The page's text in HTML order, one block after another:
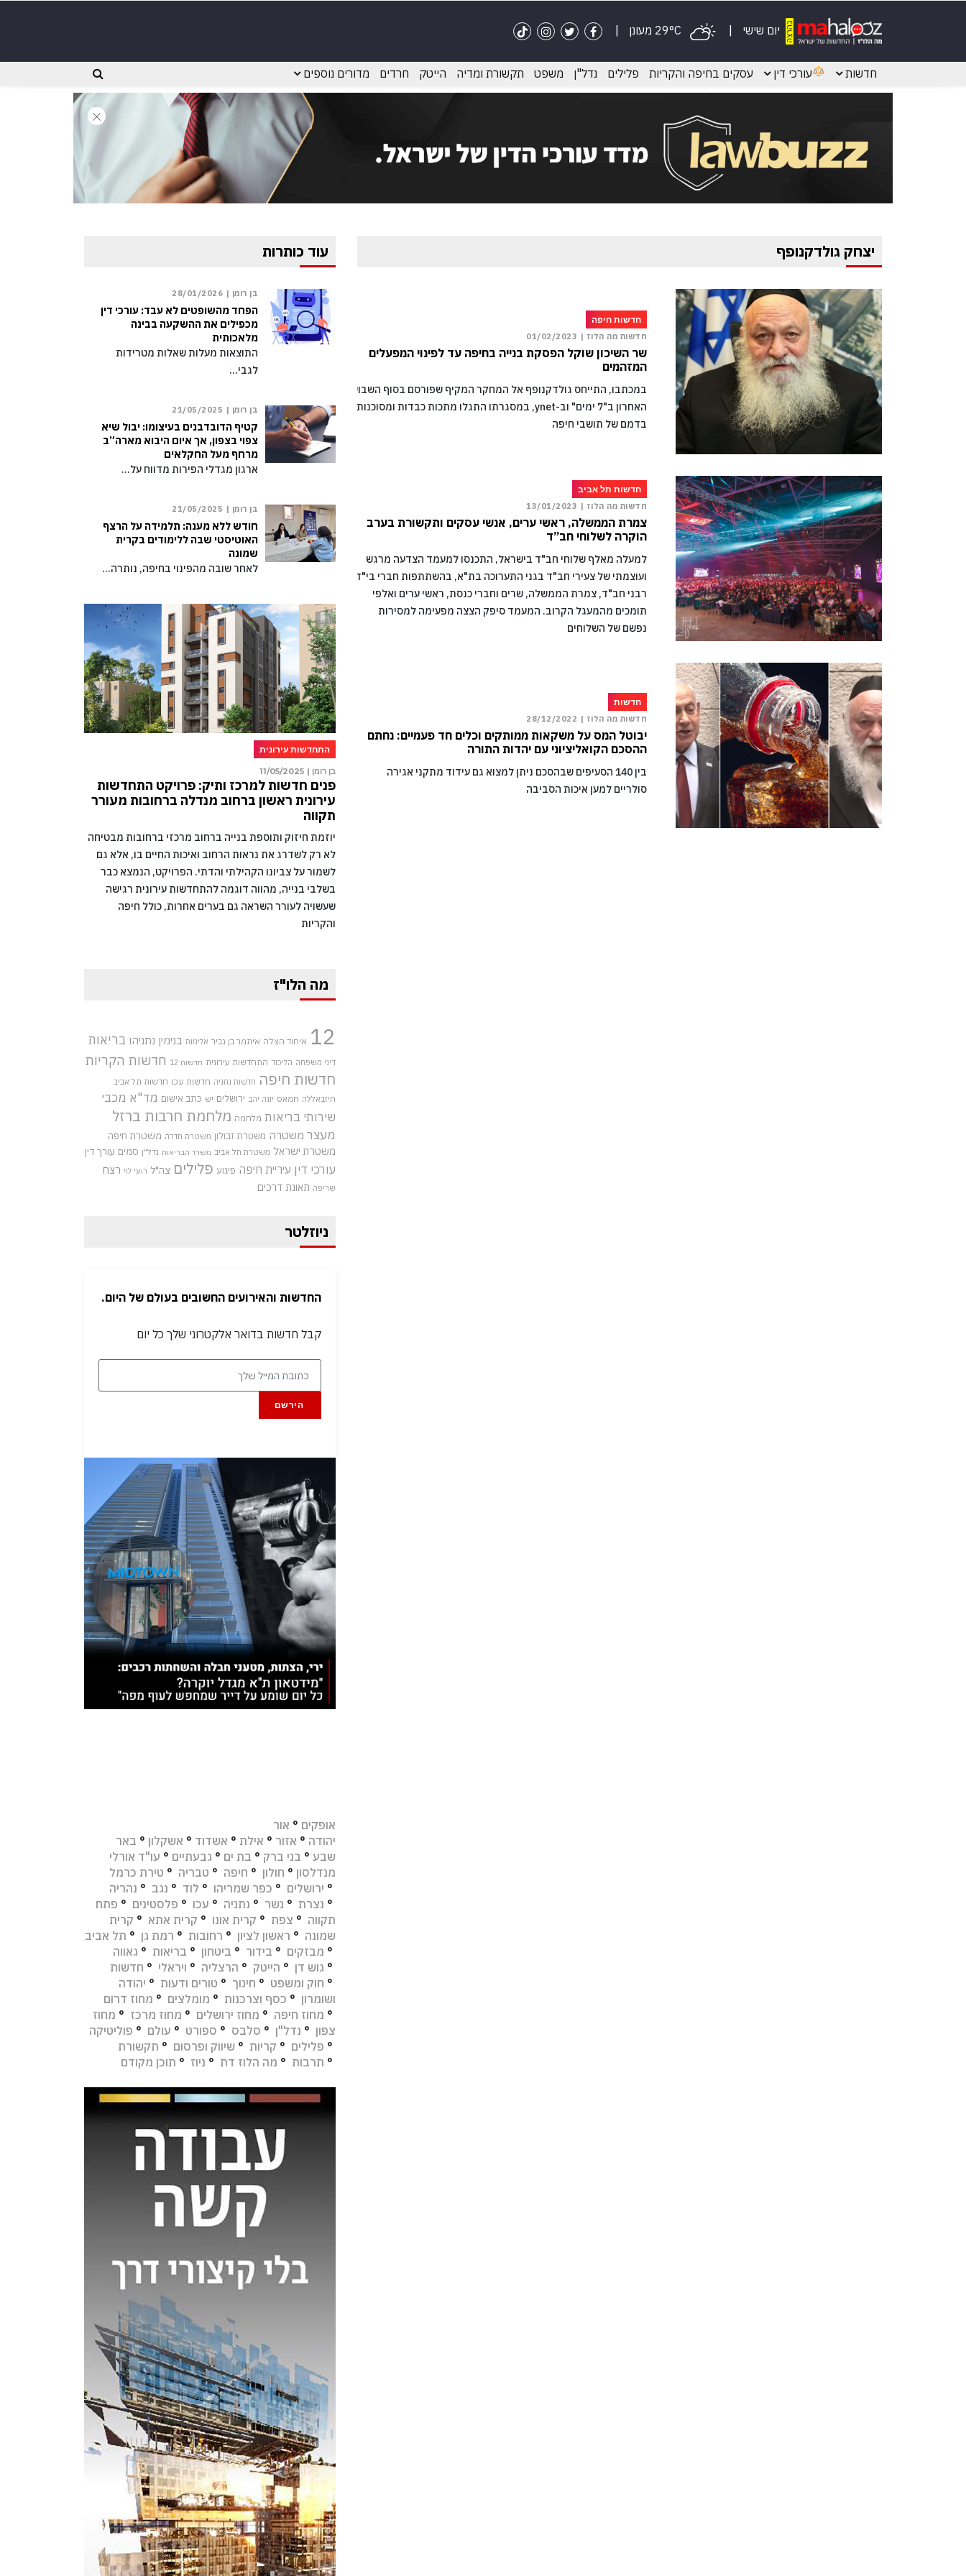
יום שישי
חדשות עורכי דין עסקים בחיפה והקריות פלילים נדל"ן משפט תקשורת ומדיה הייטק חרדים מדורים נוספים
יצחק גולדקנופף
חדשות חיפה
חדשות מה הלוז | 01/02/2023
שר השיכון שוקל הפסקת בנייה בחיפה עד לפינוי המפעלים
המזהמים
במכתבו, התייחס גולדקנופף אל המחקר המקיף שפורסם בסוף השבוע
האחרון ב"7 ימים" וב-ynet, במסגרתו התגלו מתכות כבדות ומסוכנות
בדמם של תושבי חיפה
חדשות תל אביב
חדשות מה הלוז | 13/01/2023
צמרת הממשלה, ראשי ערים, אנשי עסקים ותקשורת בערב
הוקרה לשלוחי חב”ד
למעלה מאלף שלוחי חב"ד בישראל, התכנסו למעמד הצדעה מרגש
ועוצמתי של צעירי חב"ד בגני התערוכה בת"א, בהשתתפות חברי בי"ד
רבני חב"ד, צמרת הממשלה, שרים וחברי כנסת, ראשי ערים ואלפי
תומכים מהמעגל הקרוב. המעמד סיפק הצצה מפעימה למסירות
נפשם של השלוחים
חדשות
חדשות מה הלוז | 28/12/2022
יבוטל המס על משקאות ממותקים וכלים חד פעמיים: נחתם
ההסכם הקואליציוני עם יהדות התורה
בין 140 הסעיפים שבהסכם ניתן למצוא גם עידוד מתקני אגירה
סולריים למען איכות הסביבה
עוד כותרות
בן רומן | 28/01/2026
הפחד מהשופטים לא עבד: עורכי דין
מכפילים את ההשקעה בבינה
מלאכותית
התוצאות מעלות שאלות מטרידות
לגבי…
בן רומן | 21/05/2025
קטיף הדובדבנים בעיצומו: יבול שיא
צפוי בצפון, אך איום היבוא מארה”ב
מרחף מעל החקלאים
ארגון מגדלי הפירות מדווח על…
בן רומן | 21/05/2025
חודש ללא מענה: תלמידה על הרצף
האוטיסטי שבה ללימודים בקרית
שמונה
לאחר שובה מהפינוי בחיפה, נותרה…
התחדשות עירונית
בן רומן | 11/05/2025
פנים חדשות למרכז ותיק: פרויקט התחדשות
עירונית ראשון ברחוב מנדלה ברחובות מעורר
תקווה
יוזמת חיזוק ותוספת בנייה ברחוב מרכזי ברחובות מבטיחה
לא רק לשדרג את נראות הרחוב ואיכות החיים בו, אלא גם
לשמור על צביונו הקהילתי והדתי. הפרויקט, הנמצא כבר
בשלבי בנייה, מהווה דוגמה להתחדשות עירונית רגישה
שעשויה לעורר השראה גם בערים אחרות, כולל חיפה
והקריות
מה הלו"ז
12 איחוד הצלה איתמר בן גביר אלימות בנימין נתניהו בריאות
דיני משפחה הליכוד התחדשות עירונית חדשות 12 חדשות הקריות
חדשות חיפה חדשות נתניה חדשות עכו חדשות תל אביב
חיזבאללה חמאס יונה יהב ירושלים יש כתב אישום מד"א מכבי
שירותי בריאות מלחמה מלחמת חרבות ברזל
מעצר משטרה משטרת זבולון משטרת חדרה משטרת חיפה
משטרת ישראל משטרת תל אביב משרד הבריאות נדל"ן סמים עורך דין
עורכי דין עיריית חיפה פיגוע פלילים צה"ל רועי לוי רצח
שריפה תאונת דרכים
ניוזלטר
החדשות והאירועים החשובים בעולם של היום.
קבל חדשות בדואר אלקטרוני שלך כל יום
הירשם
אופקים ° אור
יהודה ° אזור ° אילת ° אשדוד ° אשקלון ° באר
שבע ° בני ברק ° בת ים ° גבעתיים ° עו"ד אורלי
מנדלסון ° חולון ° חיפה ° טבריה ° טירת כרמל
° ירושלים ° כפר שמריהו ° לוד ° נגב ° נהריה
° נצרת ° נשר ° נתניה ° עכו ° פלסטינים ° פתח
תקווה ° צפת ° קרית אונו ° קרית אתא ° קרית
שמונה ° ראשון לציון ° רחובות ° רמת גן ° תל אביב
° מבזקים ° בידור ° ביטחון ° בריאות ° גאווה
° גוש דן ° הייטק ° הרצליה ° ויראלי ° חדשות
° חוק ומשפט ° חינוך ° טורים ודעות ° יהודה
ושומרון ° כסף וצרכנות ° מומלצים ° מחוז דרום
° מחוז חיפה ° מחוז ירושלים ° מחוז מרכז ° מחוז
צפון ° נדל"ן ° סלבס ° ספורט ° עולם ° פוליטיקה
° פלילים ° קריות ° שיווק ופרסום ° תקשורת
° תרבות ° מה הלוז דת ° ניוז ° תוכן מקודם